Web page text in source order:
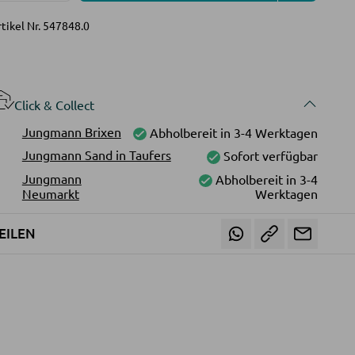
Nr. 547848.0
Click & Collect
Jungmann Brixen
Abholbereit in 3-4 Werktagen
Jungmann Sand in Taufers
Sofort verfügbar
Jungmann
Neumarkt
Abholbereit in 3-4
Werktagen